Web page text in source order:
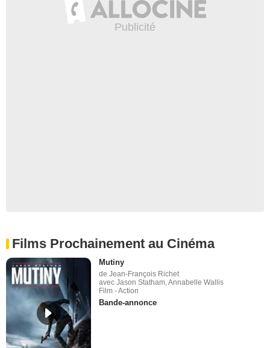
Films Prochainement au Cinéma
Mutiny
de Jean-François Richet
avec Jason Statham, Annabelle Wallis
Film - Action
Bande-annonce